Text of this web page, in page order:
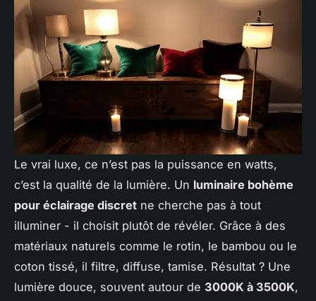
Le vrai luxe, ce n’est pas la puissance en watts,
c’est la qualité de la lumière. Un luminaire bohème
pour éclairage discret ne cherche pas à tout
illuminer - il choisit plutôt de révéler. Grâce à des
matériaux naturels comme le rotin, le bambou ou le
coton tissé, il filtre, diffuse, tamise. Résultat ? Une
lumière douce, souvent autour de 3000K à 3500K,